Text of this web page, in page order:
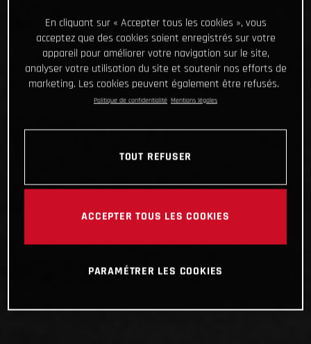
En cliquant sur « Accepter tous les cookies », vous
acceptez que des cookies soient enregistrés sur votre
appareil pour améliorer votre navigation sur le site,
analyser votre utilisation du site et soutenir nos efforts de
marketing. Les cookies peuvent également être refusés.
Politique de confidentialité Mentions légales
TOUT REFUSER
ACCEPTER TOUS LES COOKIES
PARAMÉTRER LES COOKIES